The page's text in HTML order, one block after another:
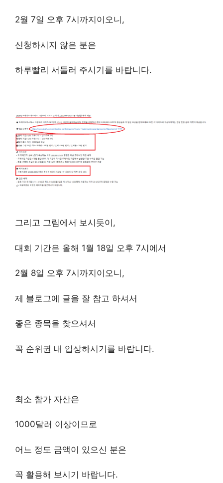
2월 7일 오후 7시까지이오니,
신청하시지 않은 분은
하루빨리 서둘러 주시기를 바랍니다.
그리고 그림에서 보시듯이,
대회 기간은 올해 1월 18일 오후 7시에서
2월 8일 오후 7시까지이오니,
제 블로그에 글을 잘 참고 하셔서
좋은 종목을 찾으셔서
꼭 순위권 내 입상하시기를 바랍니다.
최소 참가 자산은
1000달러 이상이므로
어느 정도 금액이 있으신 분은
꼭 활용해 보시기 바랍니다.